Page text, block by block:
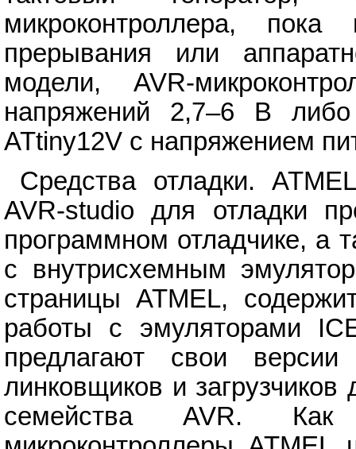
микроконтроллера,
прерывания или
модели, AVR-
напряжений 2,7–6 В
ATtiny12V с напряжением
Средства отладки.
AVR-studio для отладки
программном отладчике, а
с внутрисхемным
страницы ATMEL,
работы с эмуляторами
предлагают свои версии
линковщиков и
семейства AVR. Как